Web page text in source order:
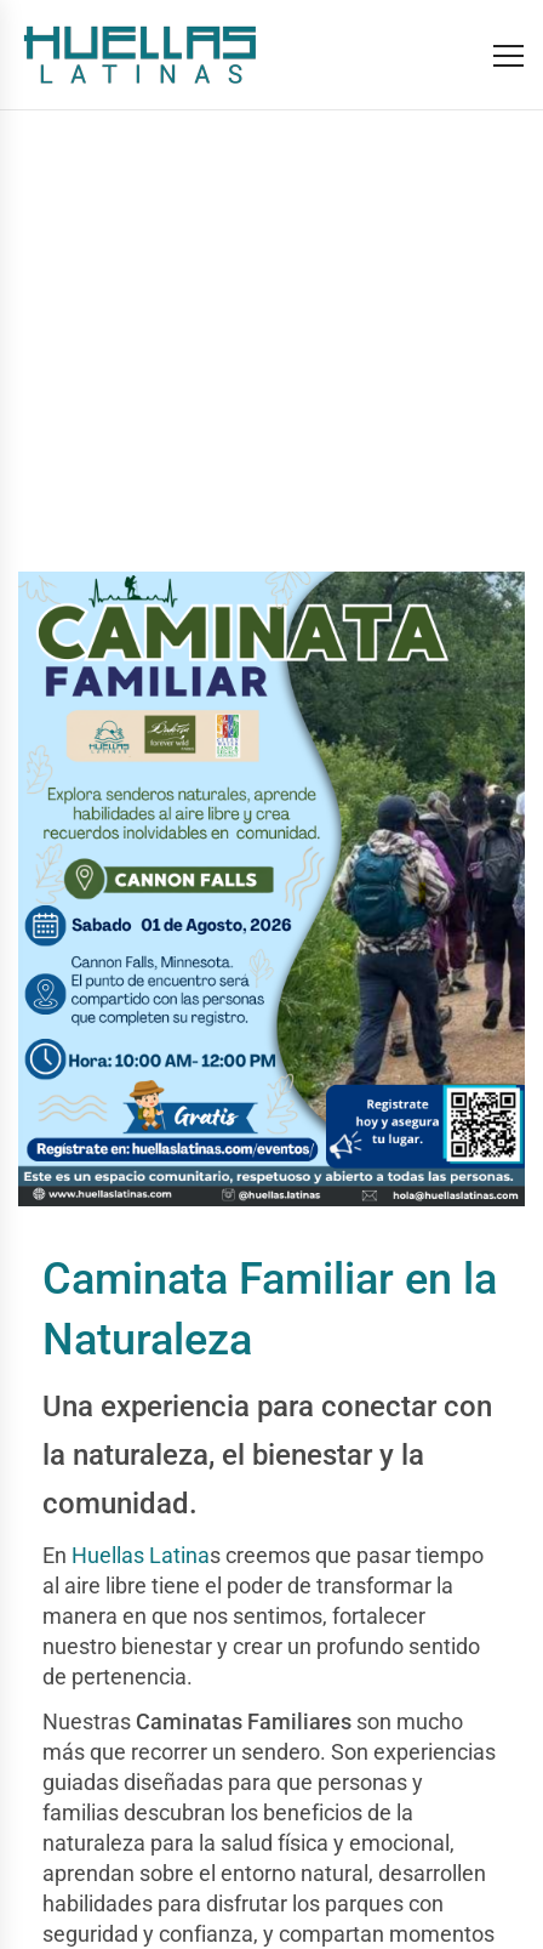
Caminata Familiar en la
Naturaleza
Una experiencia para conectar con
la naturaleza, el bienestar y la
comunidad.
En Huellas Latinas creemos que pasar tiempo
al aire libre tiene el poder de transformar la
manera en que nos sentimos, fortalecer
nuestro bienestar y crear un profundo sentido
de pertenencia.
Nuestras Caminatas Familiares son mucho
más que recorrer un sendero. Son experiencias
guiadas diseñadas para que personas y
familias descubran los beneficios de la
naturaleza para la salud física y emocional,
aprendan sobre el entorno natural, desarrollen
habilidades para disfrutar los parques con
seguridad y confianza, y compartan momentos